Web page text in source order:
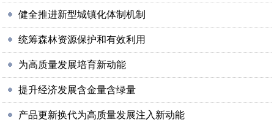
健全推进新型城镇化体制机制
统筹森林资源保护和有效利用
为高质量发展培育新动能
提升经济发展含金量含绿量
产品更新换代为高质量发展注入新动能